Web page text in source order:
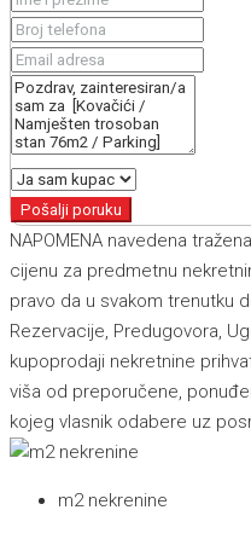
Pošalji poruku
NAPOMENA navedena
cijenu za predmetnu
pravo da u svakom trenutku
Rezervacije, Predugovora,
kupoprodaji nekretnine
viša od preporučene,
kojeg vlasnik odabere uz
m2 nekrenine